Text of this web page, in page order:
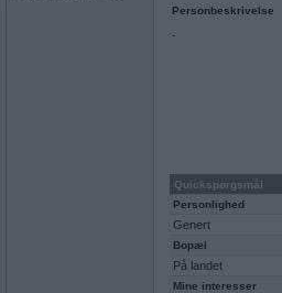
Personbeskrivelse
-
Quickspørgsmål
Personlighed
Genert
Bopæl
På landet
Mine interesser